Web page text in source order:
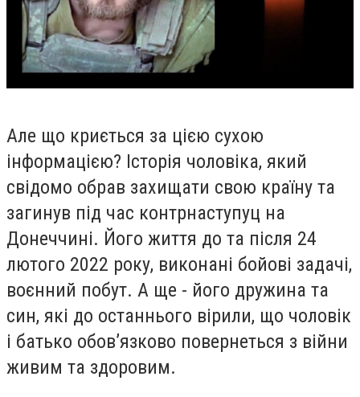
Але що криється за цією сухою
інформацією? Історія чоловіка, який
свідомо обрав захищати свою країну та
загинув під час контрнаступуц на
Донеччині. Його життя до та після 24
лютого 2022 року, виконані бойові задачі,
воєнний побут. А ще - його дружина та
син, які до останнього вірили, що чоловік
і батько обовʼязково повернеться з війни
живим та здоровим.